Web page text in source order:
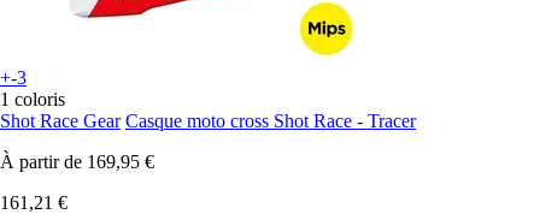
+-3
1 coloris
Shot Race Gear Casque moto cross Shot Race - Tracer
À partir de 169,95 €
161,21 €